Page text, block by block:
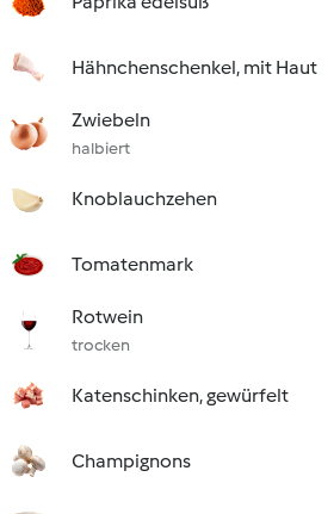
Hähnchenschenkel, mit Haut
Zwiebeln
halbiert
Knoblauchzehen
Tomatenmark
Rotwein
trocken
Katenschinken, gewürfelt
Champignons